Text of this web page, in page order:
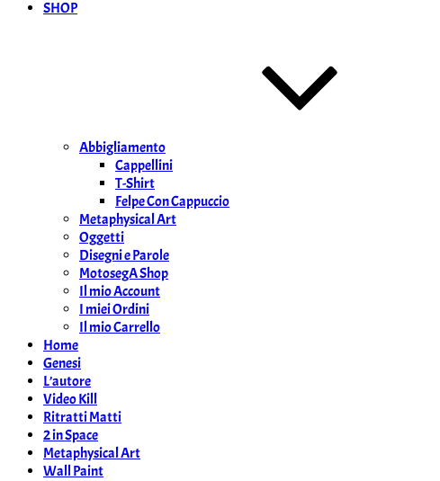
SHOP
Abbigliamento
Cappellini
T-Shirt
Felpe Con Cappuccio
Metaphysical Art
Oggetti
Disegni e Parole
MotosegA Shop
Il mio Account
I miei Ordini
Il mio Carrello
Home
Genesi
L’autore
Video Kill
Ritratti Matti
2 in Space
Metaphysical Art
Wall Paint